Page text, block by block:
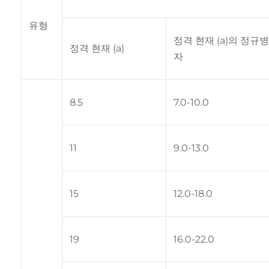
유형
정격 현재 (a)
정격 현재 (a)의 정규
자
8.5 7.0-10.0
11 9.0-13.0
15 12.0-18.0
19 16.0-22.0